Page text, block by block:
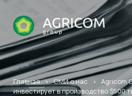
Главная>СМИ о нас >Agricom
инвестирует в производство $500